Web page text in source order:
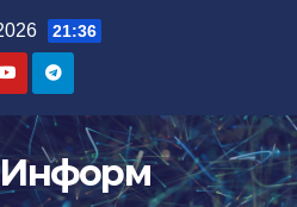
21:36